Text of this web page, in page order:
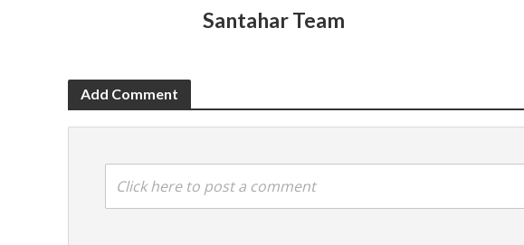
Santahar Team
Add Comment
Click here to post a comment